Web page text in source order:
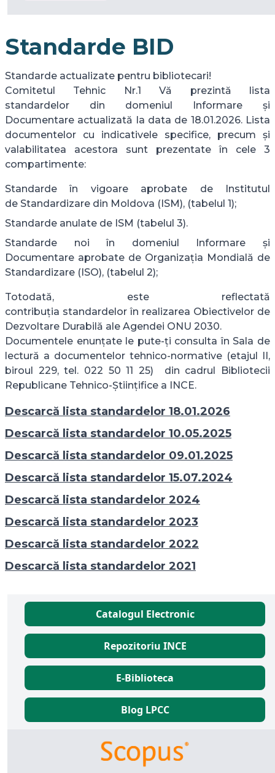
Standarde BID
Standarde actualizate pentru bibliotecari!
Comitetul Tehnic Nr.1 Vă prezintă lista
standardelor din domeniul Informare și
Documentare actualizată la data de 18.01.2026. Lista
documentelor cu indicativele specifice, precum și
valabilitatea acestora sunt prezentate în cele 3
compartimente:
Standarde în vigoare aprobate de Institutul
de Standardizare din Moldova (ISM), (tabelul 1);
Standarde anulate de ISM (tabelul 3).
Standarde noi în domeniul Informare și
Documentare aprobate de Organizația Mondială de
Standardizare (ISO), (tabelul 2);
Totodată, este reflectată
contribuția standardelor în realizarea Obiectivelor de
Dezvoltare Durabilă ale Agendei ONU 2030.
Documentele enunțate le pute-ți consulta în Sala de
lectură a documentelor tehnico-normative (etajul II,
biroul 229, tel. 022 50 11 25) din cadrul Bibliotecii
Republicane Tehnico-Științifice a INCE.
Descarcă lista standardelor 18.01.2026
Descarcă lista standardelor 10.05.2025
Descarcă lista standardelor 09.01.2025
Descarcă lista standardelor 15.07.2024
Descarcă lista standardelor 2024
Descarcă lista standardelor 2023
Descarcă lista standardelor 2022
Descarcă lista standardelor 2021
Catalogul Electronic
Repozitoriu INCE
E-Biblioteca
Blog LPCC